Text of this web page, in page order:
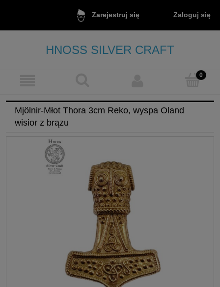
Zarejestruj się Zaloguj się
HNOSS SILVER CRAFT
Mjölnir-Młot Thora 3cm Reko, wyspa Oland
wisior z brązu